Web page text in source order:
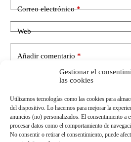
Gestionar el
las cookies
Utilizamos tecnologías como las cookies para
del dispositivo. Lo hacemos para mejorar la
anuncios (no) personalizados. El consentimiento a
procesar datos como el comportamiento de
No consentir o retirar el consentimiento, puede
Correo electrónico*
Web
Añadir comentario *